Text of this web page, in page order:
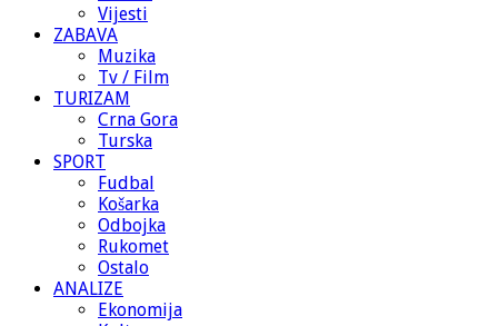
Vijesti
ZABAVA
Muzika
Tv / Film
TURIZAM
Crna Gora
Turska
SPORT
Fudbal
Košarka
Odbojka
Rukomet
Ostalo
ANALIZE
Ekonomija